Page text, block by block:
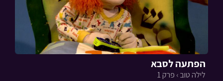
הפתעה לסבא
לילה טוב › פרק 1